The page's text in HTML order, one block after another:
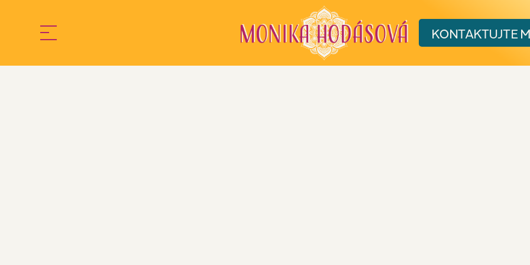
KONTAKTUJTE